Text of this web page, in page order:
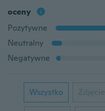
oceny
Pozytywne
Neutralny
Negatywne
Wszystko Zdjęcie